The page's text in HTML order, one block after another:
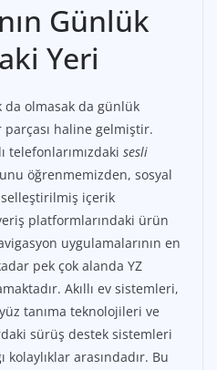
Günlük
Yeri
da olmasak da günlük
haline gelmiştir.
telefonlarımızdaki sesli
öğrenmemizden, sosyal
içerik
platformlarındaki ürün
uygulamalarının en
pek çok alanda YZ
Akıllı ev sistemleri,
tanıma teknolojileri ve
sürüş destek sistemleri
kolaylıklar arasındadır. Bu